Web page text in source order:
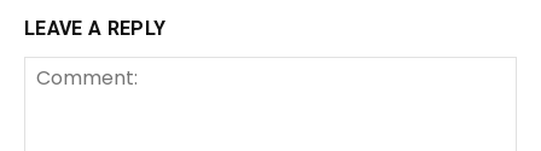
LEAVE A REPLY